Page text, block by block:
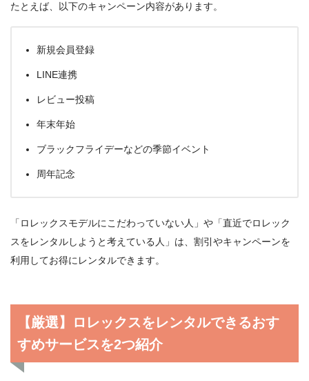
たとえば、以下のキャンペーン内容があります。
新規会員登録
LINE連携
レビュー投稿
年末年始
ブラックフライデーなどの季節イベント
周年記念
「ロレックスモデルにこだわっていない人」や「直近でロレック
スをレンタルしようと考えている人」は、割引やキャンペーンを
利用してお得にレンタルできます。
【厳選】ロレックスをレンタルできるおす
すめサービスを2つ紹介